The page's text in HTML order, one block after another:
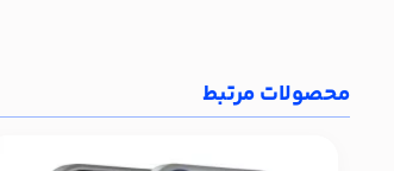
محصولات مرتبط